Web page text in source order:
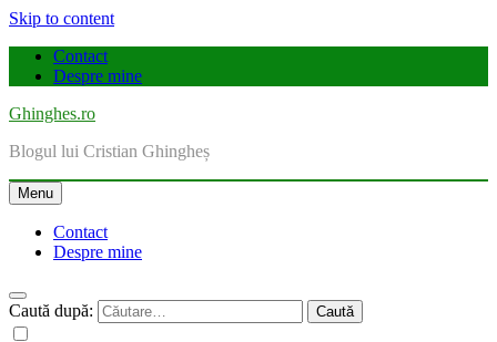
Skip to content
Contact
Despre mine
Ghinghes.ro
Blogul lui Cristian Ghingheș
Menu
Contact
Despre mine
Caută după: